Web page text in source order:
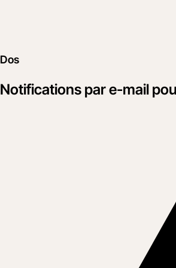
Dos
Notifications par e-mail